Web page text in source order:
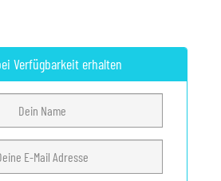
Verfügbarkeit erhalten